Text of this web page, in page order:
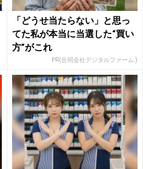
「どうせ当たらない」と思っ
てた私が本当に当選した“買い
方”がこれ
PR(合同会社デジタルファーム )